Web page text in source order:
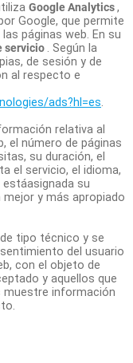
Google Analytics,
Google, que permite
páginas web. En su
servicio . Según la
de sesión y de
al respecto e
ads?hl=es.
relativa al
el número de páginas
su duración, el
el servicio, el idioma,
su
y más apropiado
tipo técnico y se
del usuario
con el objeto de
y aquellos que
muestre información